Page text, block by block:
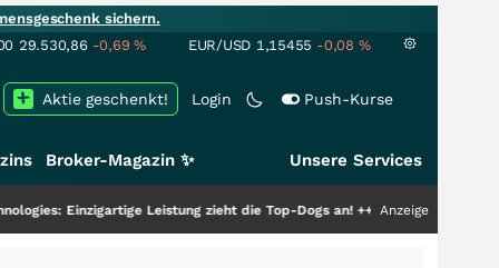
sichern.
29.530,86 -0,69% EUR/USD 1,15455 -0,08 %
Login Push-Kurse
Aktie geschenkt!
Broker-Magazin ✨ Unsere Services
Leistung zieht die Top-Dogs an!+++ Anzeige